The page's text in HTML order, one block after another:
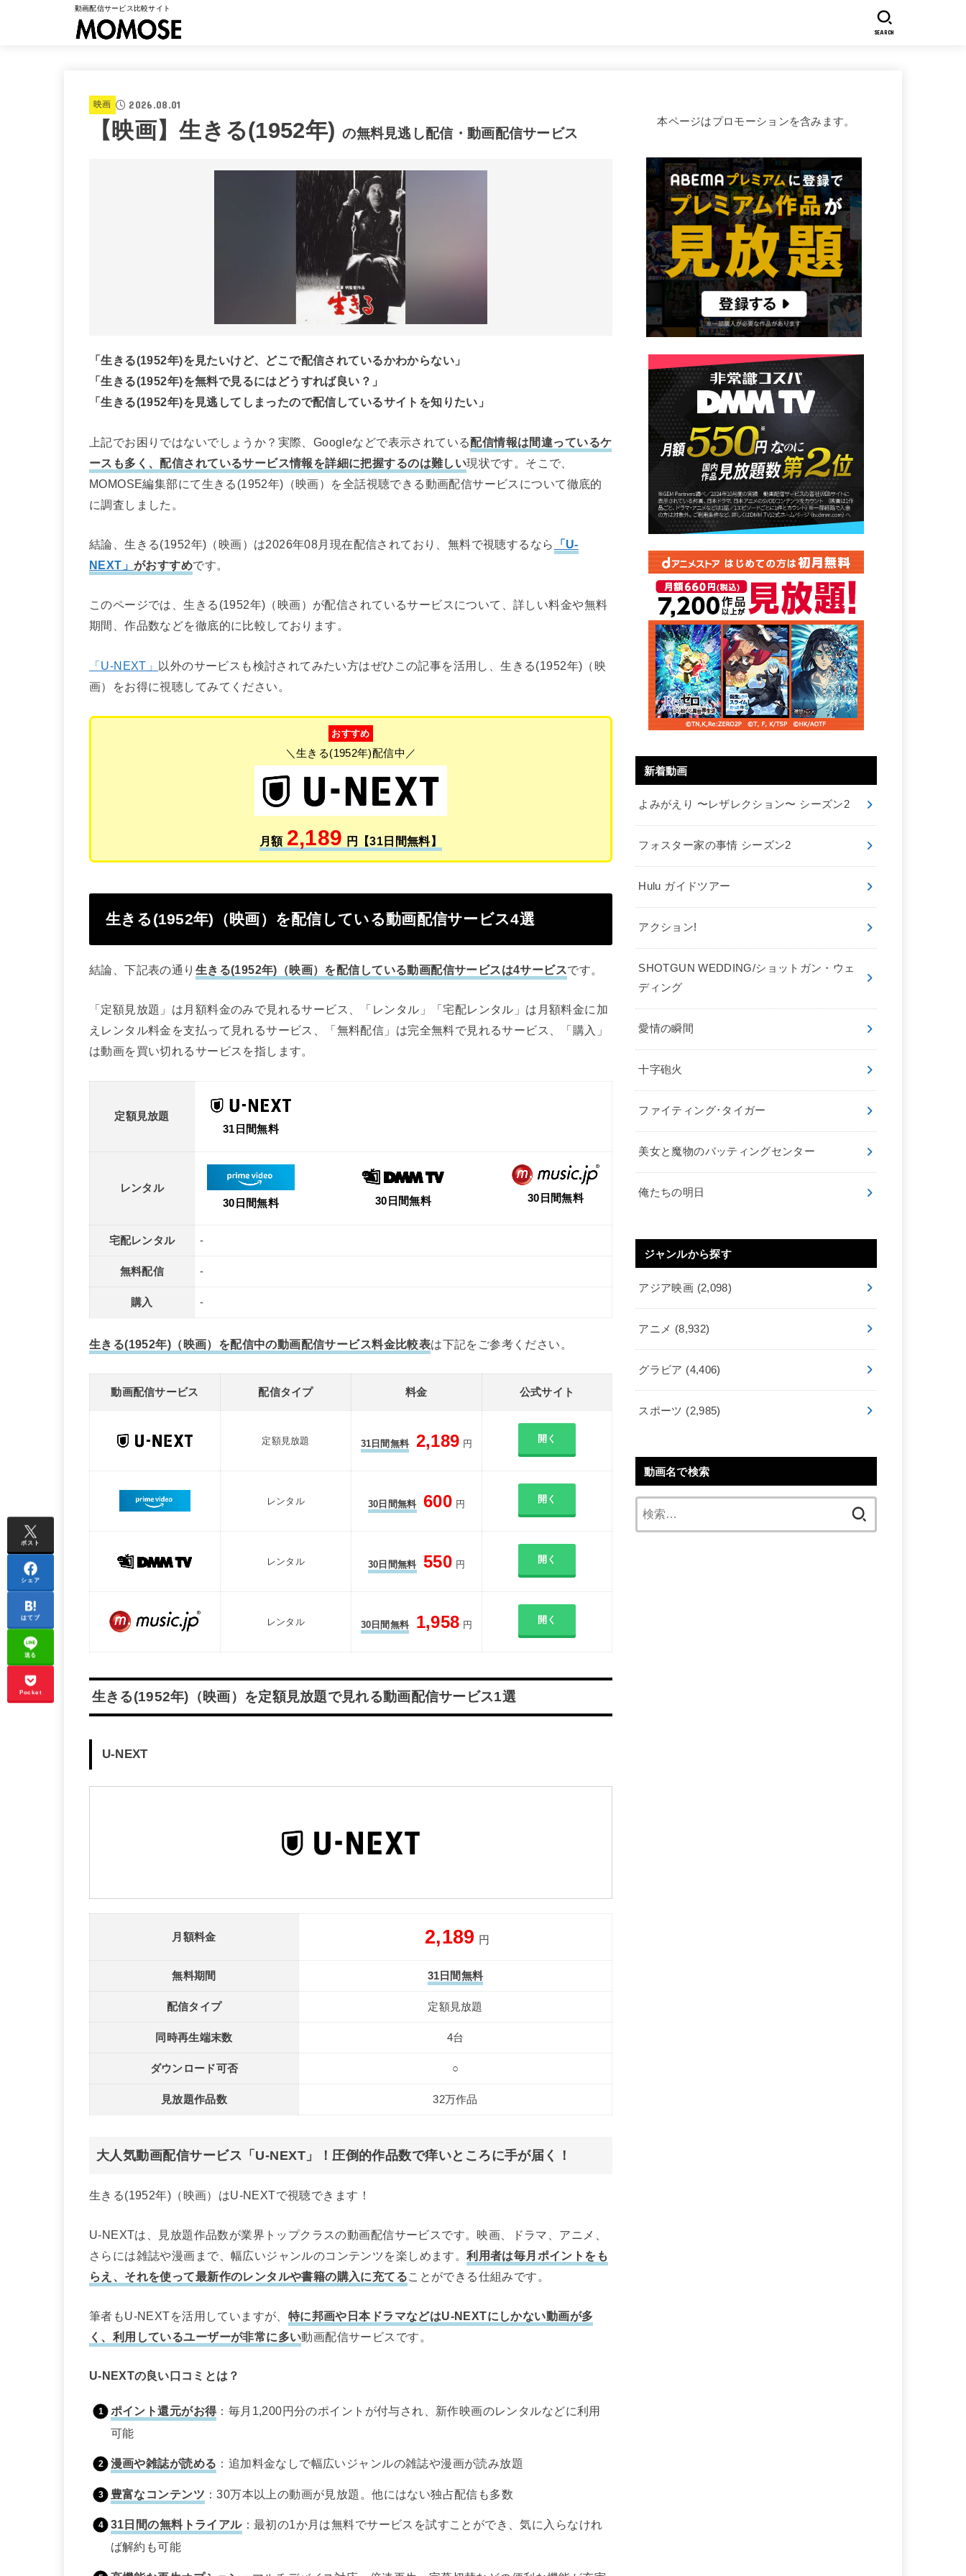
動画配信サービス比較サイト
SEARCH
映画 2026.08.01
【映画】生きる(1952年) の無料見逃し配信・動画配信サービス
「生きる(1952年)を見たいけど、どこで配信されているかわからない」
「生きる(1952年)を無料で見るにはどうすれば良い？」
「生きる(1952年)を見逃してしまったので配信しているサイトを知りたい」
上記でお困りではないでしょうか？実際、Googleなどで表示されている配信情報は間違っているケ
ースも多く、配信されているサービス情報を詳細に把握するのは難しい現状です。そこで、
MOMOSE編集部にて生きる(1952年)（映画）を全話視聴できる動画配信サービスについて徹底的
に調査しました。
結論、生きる(1952年)（映画）は2026年08月現在配信されており、無料で視聴するなら
「U-
NEXT」がおすすめです。
このページでは、生きる(1952年)（映画）が配信されているサービスについて、詳しい料金や無料
期間、作品数などを徹底的に比較しております。
「U-NEXT」 以外のサービスも検討されてみたい方はぜひこの記事を活用し、生きる(1952年)（映
画）をお得に視聴してみてください。
おすすめ
＼生きる(1952年)配信中／
月額 2,189 円【31日間無料】
生きる(1952年)（映画）を配信している動画配信サービス4選
結論、下記表の通り 生きる(1952年)（映画）を配信している動画配信サービスは4サービスです。
「定額見放題」は月額料金のみで見れるサービス、「レンタル」「宅配レンタル」は月額料金に加
えレンタル料金を支払って見れるサービス、「無料配信」は完全無料で見れるサービス、「購入」
は動画を買い切れるサービスを指します。
定額見放題
31日間無料
レンタル
30日間無料
30日間無料 30日間無料
宅配レンタル -
無料配信 -
購入 -
生きる(1952年)（映画）を配信中の動画配信サービス料金比較表は下記をご参考ください。
動画配信サービス 配信タイプ 料金 公式サイト
定額見放題 31日間無料 2,189 円 開く
レンタル 30日間無料 600 円 開く
レンタル 30日間無料 550 円 開く
レンタル 30日間無料 1,958 円 開く
生きる(1952年)（映画）を定額見放題で見れる動画配信サービス1選
U-NEXT
月額料金 2,189 円
無料期間 31日間無料
配信タイプ 定額見放題
同時再生端末数 4台
ダウンロード可否 ○
見放題作品数 32万作品
大人気動画配信サービス「U-NEXT」！圧倒的作品数で痒いところに手が届く！
生きる(1952年)（映画）はU-NEXTで視聴できます！
U-NEXTは、見放題作品数が業界トップクラスの動画配信サービスです。映画、ドラマ、アニメ、
さらには雑誌や漫画まで、幅広いジャンルのコンテンツを楽しめます。利用者は毎月ポイントをも
らえ、それを使って最新作のレンタルや書籍の購入に充てることができる仕組みです。
筆者もU-NEXTを活用していますが、 特に邦画や日本ドラマなどはU-NEXTにしかない動画が多
く、利用しているユーザーが非常に多い動画配信サービスです。
U-NEXTの良い口コミとは？
ポイント還元がお得：毎月1,200円分のポイントが付与され、新作映画のレンタルなどに利用
可能
漫画や雑誌が読める ：追加料金なしで幅広いジャンルの雑誌や漫画が読み放題
豊富なコンテンツ ：30万本以上の動画が見放題。他にはない独占配信も多数
31日間の無料トライアル：最初の1か月は無料でサービスを試すことができ、気に入らなけれ
ば解約も可能
ポスト
シェア
はてブ
送る
Pocket
本ページはプロモーションを含みます。
新着動画
よみがえり 〜レザレクション〜 シーズン2
フォスター家の事情 シーズン2
Hulu ガイドツアー
アクション!
SHOTGUN WEDDING/ショットガン・ウェ
ディング
愛情の瞬間
十字砲火
ファイティング･タイガー
美女と魔物のバッティングセンター
俺たちの明日
ジャンルから探す
アジア映画 (2,098)
アニメ (8,932)
グラビア (4,406)
スポーツ (2,985)
動画名で検索